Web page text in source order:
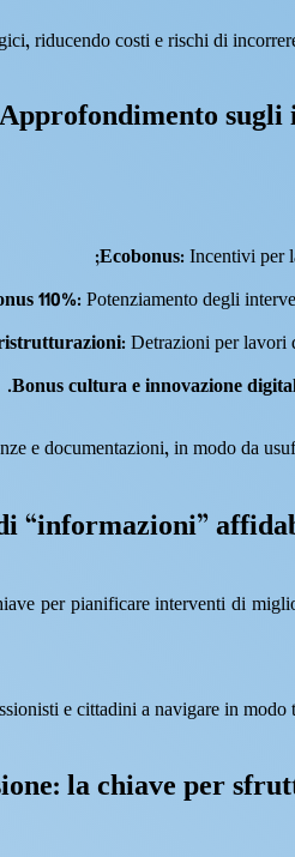
Approfondimento
Ecobonus: Incentivi per
110%: Potenziamento degli
: Detrazioni per lavori
Bonus cultura e innovazione
e documentazioni, in modo da
“informazioni”
per pianificare interventi di
e cittadini a navigare in
la chiave per